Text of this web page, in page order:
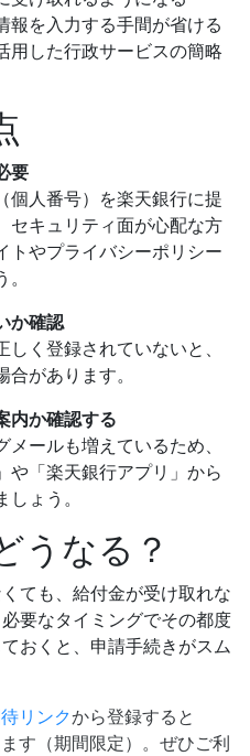
報を入力する手間が省ける
用した行政サービスの簡略
要
個人番号）を楽天銀行に提
セキュリティ面が心配な方
トやプライバシーポリシー
か確認
く登録されていないと、
があります。
内か確認する
ールも増えているため、
や「楽天銀行アプリ」から
ょう。
うなる？
ても、給付金が受け取れな
要なタイミングでその都度
おくと、申請手続きがスム
リンクから登録すると
す（期間限定）。ぜひご利